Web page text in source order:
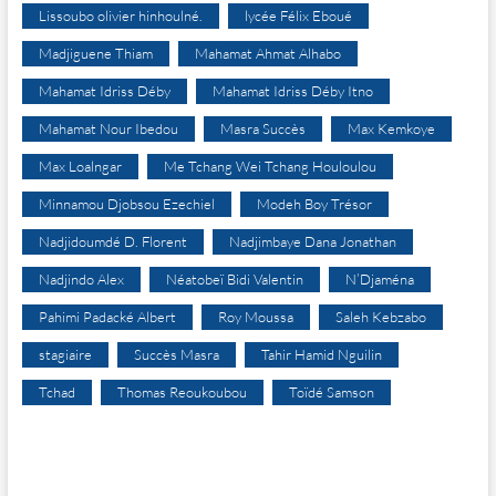
Lissoubo olivier hinhoulné. lycée Félix Eboué
Madjiguene Thiam Mahamat Ahmat Alhabo
Mahamat Idriss Déby Mahamat Idriss Déby Itno
Mahamat Nour Ibedou Masra Succès Max Kemkoye
Max Loalngar Me Tchang Wei Tchang Houloulou
Minnamou Djobsou Ezechiel Modeh Boy Trésor
Nadjidoumdé D. Florent Nadjimbaye Dana Jonathan
Nadjindo Alex Néatobeï Bidi Valentin N’Djaména
Pahimi Padacké Albert Roy Moussa Saleh Kebzabo
stagiaire Succès Masra Tahir Hamid Nguilin
Tchad Thomas Reoukoubou Toïdé Samson